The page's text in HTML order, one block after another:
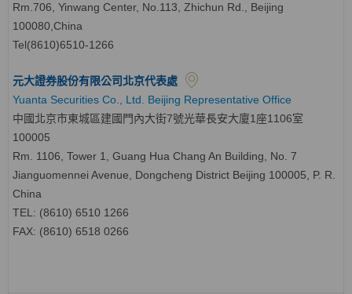
Rm.706, Yinwang Center, No.113, Zhichun Rd., Beijing
100080,China
Tel(8610)6510-1266
元大證券股份有限公司北京代表處
Yuanta Securities Co., Ltd. Beijing Representative Office
中國北京市東城區建國門內大街7號光華長安大廈1座1106室
100005
Rm. 1106, Tower 1, Guang Hua Chang An Building, No. 7
Jianguomennei Avenue, Dongcheng District Beijing 100005, P. R.
China
TEL: (8610) 6510 1266
FAX: (8610) 6518 0266